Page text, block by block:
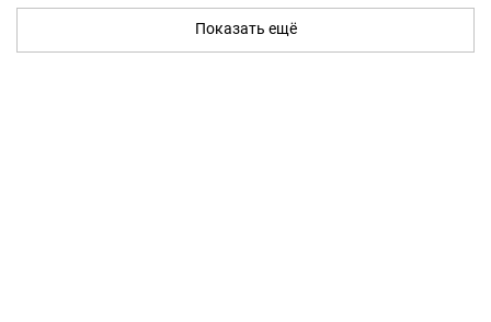
Показать ещё